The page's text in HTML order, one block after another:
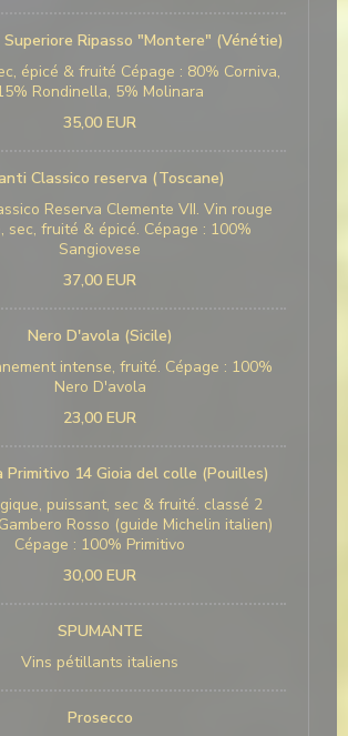
Ripasso "Montere" (Vénétie)
épicé & fruité Cépage : 80% Corniva,
Rondinella, 5% Molinara
35,00 EUR
Classico reserva (Toscane)
Reserva Clemente VII. Vin rouge
sec, fruité & épicé. Cépage : 100%
Sangiovese
37,00 EUR
Nero D'avola (Sicile)
intense, fruité. Cépage : 100%
Nero D'avola
23,00 EUR
Primitivo 14 Gioia del colle (Pouilles)
puissant, sec & fruité. classé 2
Rosso (guide Michelin italien)
Cépage : 100% Primitivo
30,00 EUR
SPUMANTE
Vins pétillants italiens
Prosecco